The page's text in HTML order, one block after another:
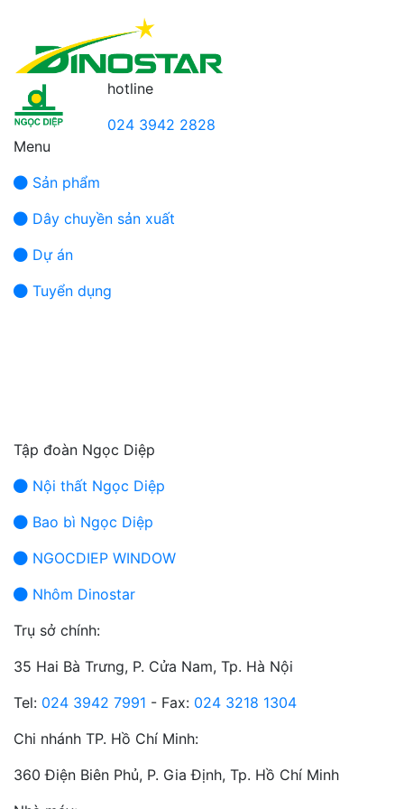
hotline
024 3942 2828
Menu
Sản phẩm
Dây chuyền sản xuất
Dự án
Tuyển dụng
Tập đoàn Ngọc Diệp
Nội thất Ngọc Diệp
Bao bì Ngọc Diệp
NGOCDIEP WINDOW
Nhôm Dinostar
Trụ sở chính:
35 Hai Bà Trưng, P. Cửa Nam, Tp. Hà Nội
Tel: 024 3942 7991 - Fax: 024 3218 1304
Chi nhánh TP. Hồ Chí Minh:
360 Điện Biên Phủ, P. Gia Định, Tp. Hồ Chí Minh